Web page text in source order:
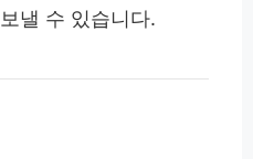
낼 수 있습니다.